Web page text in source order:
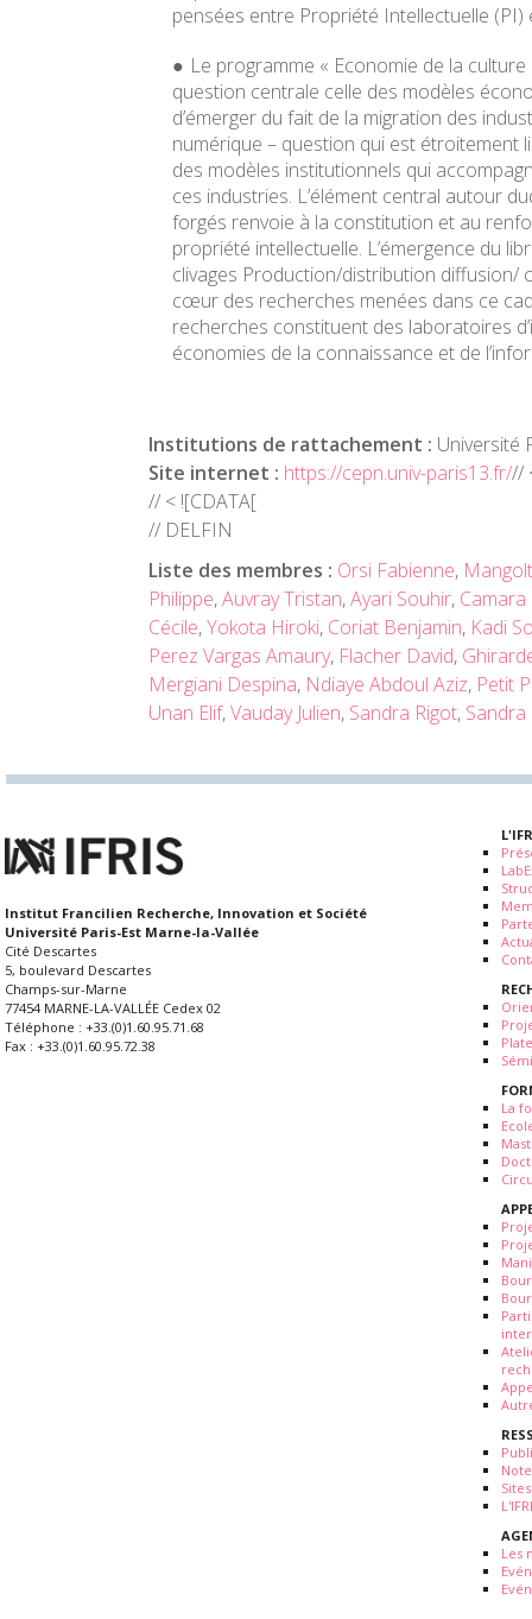
pensées entre Propriété Intellectuelle (PI)
Le programme « Economie de la culture
question centrale celle des modèles
d’émerger du fait de la migration des
numérique – question qui est étroitement
des modèles institutionnels qui
ces industries. L’élément central autour
forgés renvoie à la constitution et au
propriété intellectuelle. L’émergence du
clivages Production/distribution diffusion/
cœur des recherches menées dans ce
recherches constituent des laboratoires
économies de la connaissance et de
Institutions de rattachement : Université
Site internet : https://cepn.univ-paris13.fr///
// < ![CDATA[
// DELFIN
Liste des membres : Orsi Fabienne,
Philippe,Auvray Tristan,Ayari Souhir,
Cécile,Yokota Hiroki, Coriat Benjamin, Kadi
Perez Vargas Amaury, Flacher David,
Mergiani Despina, Ndiaye Abdoul Aziz, Petit
Unan Elif,Vauday Julien, Sandra Rigot, Sandra
Institut Francilien Recherche, Innovation et Société
Université Paris-Est Marne-la-Vallée
Cité Descartes
5, boulevard Descartes
Champs-sur-Marne
77454 MARNE-LA-VALLÉE Cedex 02
Téléphone : +33.(0)1.60.95.71.68
Fax : +33.(0)1.60.95.72.38
La
Les